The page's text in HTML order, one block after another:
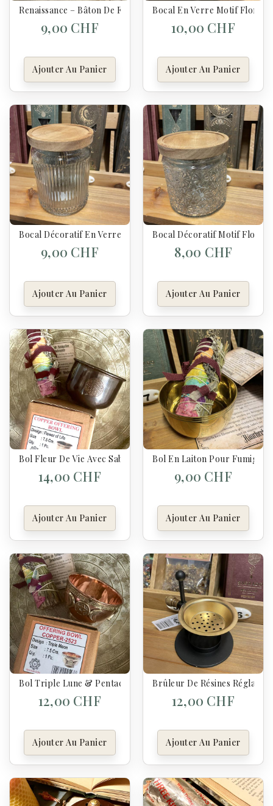
Renaissance – Bâton De Fumigation – Sauge Blanche,
9,00 CHF
Ajouter Au Panier
Bocal En Verre Motif Floral
10,00 CHF
Ajouter Au Panier
Bocal Décoratif En Verre Strié 700 Ml – Couvercle En Bois
9,00 CHF
Ajouter Au Panier
Bocal Décoratif Motif Floral
8,00 CHF
Ajouter Au Panier
Bol Fleur De Vie Avec Sable – Support De Fumigation Et
14,00 CHF
Ajouter Au Panier
Bol En Laiton Pour
9,00 CHF
Ajouter Au Panier
Bol Triple Lune & Pentacle Avec Sable – Support De
12,00 CHF
Ajouter Au Panier
Brûleur De Résines
12,00 CHF
Ajouter Au Panier